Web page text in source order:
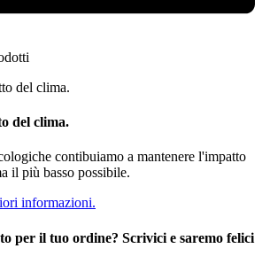
del clima.
contibuiamo a mantenere l'impatto
il più basso possibile.
informazioni.
per il tuo ordine? Scrivici e saremo felici